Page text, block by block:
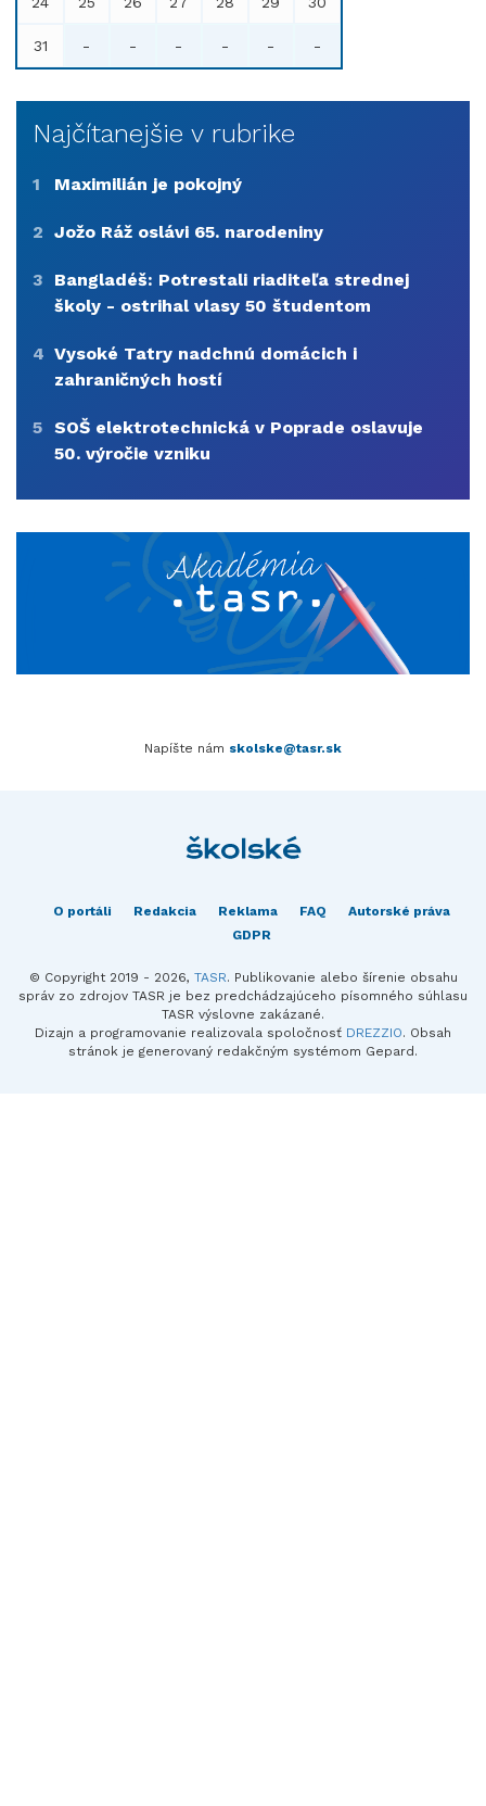
31 - - - - - -
Najčítanejšie v rubrike
1 Maximilián je pokojný
2 Jožo Ráž oslávi 65. narodeniny
3
Bangladéš: Potrestali riaditeľa strednej
školy - ostrihal vlasy 50 študentom
4 Vysoké Tatry nadchnú domácich i
zahraničných hostí
5 SOŠ elektrotechnická v Poprade oslavuje
50. výročie vzniku
Napíšte nám skolske@tasr.sk
O portáli Redakcia Reklama FAQ
Autorské práva
GDPR
© Copyright 2019 - 2026, TASR. Publikovanie alebo šírenie obsahu
správ zo zdrojov TASR je bez predchádzajúceho písomného súhlasu
TASR výslovne zakázané.
Dizajn a programovanie realizovala spoločnosť DREZZIO. Obsah
stránok je generovaný redakčným systémom Gepard.